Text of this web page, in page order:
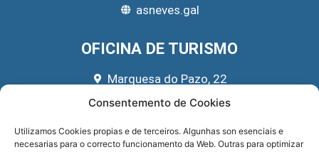
Consentemento de Cookies
Utilizamos Cookies propias e de terceiros. Algunhas son esenciais e
necesarias para o correcto funcionamento da Web. Outras para optimizar
asneves.gal
OFICINA DE TURISMO
Marquesa do Pazo, 22
666 39 45 65